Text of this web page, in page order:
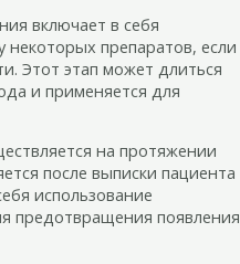
включает в себя
препаратов, если
Этот этап может длиться
и применяется для
на протяжении
после выписки пациента
использование
предотвращения появления